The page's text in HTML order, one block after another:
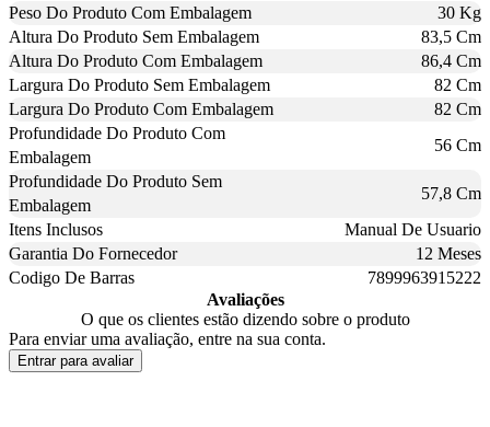
Peso Do Produto Com Embalagem
30 Kg
Altura Do Produto Sem Embalagem
83,5 Cm
Altura Do Produto Com Embalagem
86,4 Cm
Largura Do Produto Sem Embalagem
82 Cm
Largura Do Produto Com Embalagem
82 Cm
Profundidade Do Produto Com
Embalagem
56 Cm
Profundidade Do Produto Sem
Embalagem
57,8 Cm
Itens Inclusos
Manual De Usuario
Garantia Do Fornecedor
12 Meses
Codigo De Barras
7899963915222
Avaliações
O que os clientes estão dizendo sobre o produto
Para enviar uma avaliação, entre na sua conta.
Entrar para avaliar